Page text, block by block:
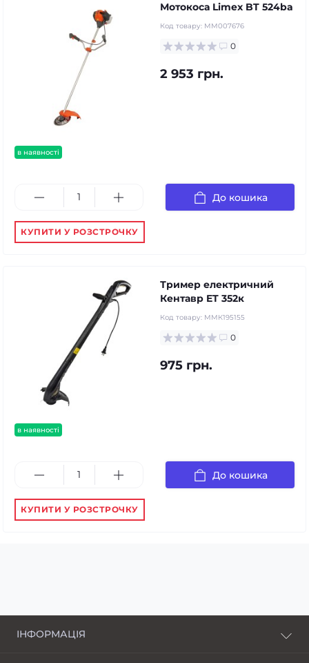
в наявності
Мотокоса Limex BT 524ba
Код товару: MM007676
0
2 953 грн.
До кошика
КУПИТИ У РОЗСТРОЧКУ
в наявності
Тример електричний
Кентавр ET 352к
Код товару: ММК195155
0
975 грн.
До кошика
КУПИТИ У РОЗСТРОЧКУ
ІНФОРМАЦІЯ